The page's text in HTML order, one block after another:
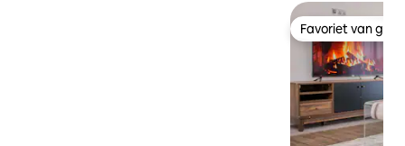
Favoriet van
Favoriet van